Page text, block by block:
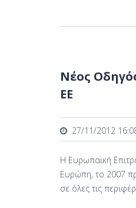
Νέος
ΕΕ
27/11/2012
Η Ευρωπαϊκή
Ευρώπη, το 2007
σε όλες τις